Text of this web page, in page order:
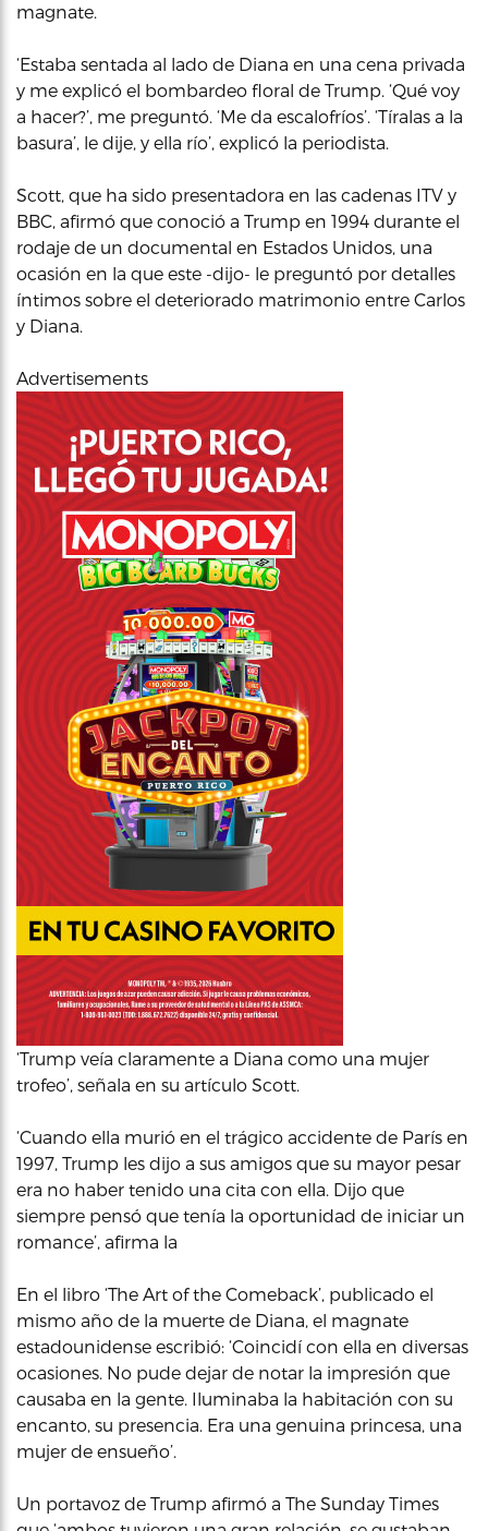
magnate.
‘Estaba sentada al lado de Diana en una cena privada
y me explicó el bombardeo floral de Trump. ‘Qué voy
a hacer?’, me preguntó. ‘Me da escalofríos’. ‘Tíralas a la
basura’, le dije, y ella río’, explicó la periodista.
Scott, que ha sido presentadora en las cadenas ITV y
BBC, afirmó que conoció a Trump en 1994 durante el
rodaje de un documental en Estados Unidos, una
ocasión en la que este -dijo- le preguntó por detalles
íntimos sobre el deteriorado matrimonio entre Carlos
y Diana.
Advertisements
‘Trump veía claramente a Diana como una mujer
trofeo’, señala en su artículo Scott.
‘Cuando ella murió en el trágico accidente de París en
1997, Trump les dijo a sus amigos que su mayor pesar
era no haber tenido una cita con ella. Dijo que
siempre pensó que tenía la oportunidad de iniciar un
romance’, afirma la
En el libro ‘The Art of the Comeback’, publicado el
mismo año de la muerte de Diana, el magnate
estadounidense escribió: ‘Coincidí con ella en diversas
ocasiones. No pude dejar de notar la impresión que
causaba en la gente. Iluminaba la habitación con su
encanto, su presencia. Era una genuina princesa, una
mujer de ensueño’.
Un portavoz de Trump afirmó a The Sunday Times